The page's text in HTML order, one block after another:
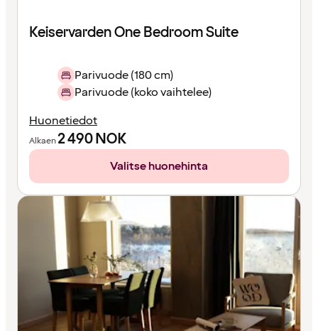
Keiservarden One Bedroom Suite
Parivuode (180 cm)
Parivuode (koko vaihtelee)
Huonetiedot
Alkaen2 490NOK
Valitse huonehinta